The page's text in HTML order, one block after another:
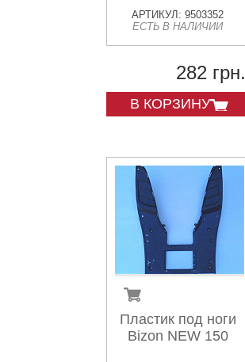
АРТИКУЛ: 9503352
ЕСТЬ В НАЛИЧИИ
282 грн.
В КОРЗИНУ
Пластик под ноги
Bizon NEW 150